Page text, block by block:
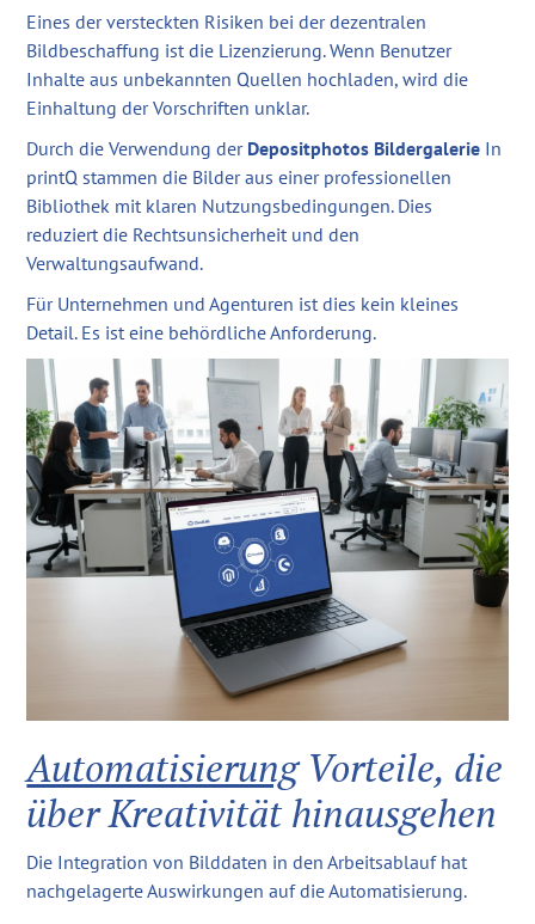
Eines der versteckten Risiken bei der dezentralen
Bildbeschaffung ist die Lizenzierung. Wenn Benutzer
Inhalte aus unbekannten Quellen hochladen, wird die
Einhaltung der Vorschriften unklar.
Durch die Verwendung der Depositphotos Bildergalerie In
printQ stammen die Bilder aus einer professionellen
Bibliothek mit klaren Nutzungsbedingungen. Dies
reduziert die Rechtsunsicherheit und den
Verwaltungsaufwand.
Für Unternehmen und Agenturen ist dies kein kleines
Detail. Es ist eine behördliche Anforderung.
AutomatisierungVorteile, die
über Kreativität hinausgehen
Die Integration von Bilddaten in den Arbeitsablauf hat
nachgelagerte Auswirkungen auf die Automatisierung.